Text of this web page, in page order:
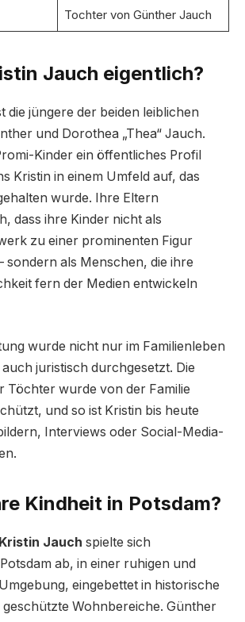
Tochter von Günther Jauch
Jauch eigentlich?
die jüngere der beiden leiblichen
und Dorothea „Thea“ Jauch.
Kinder ein öffentliches Profil
Kristin in einem Umfeld auf, das
wurde. Ihre Eltern
dass ihre Kinder nicht als
zu einer prominenten Figur
als Menschen, die ihre
fern der Medien entwickeln
wurde nicht nur im Familienleben
juristisch durchgesetzt. Die
Töchter wurde von der Familie
und so ist Kristin bis heute
Interviews oder Social-Media-
Kindheit in Potsdam?
Kristin Jauch spielte sich
ab, in einer ruhigen und
eingebettet in historische
Wohnbereiche. Günther